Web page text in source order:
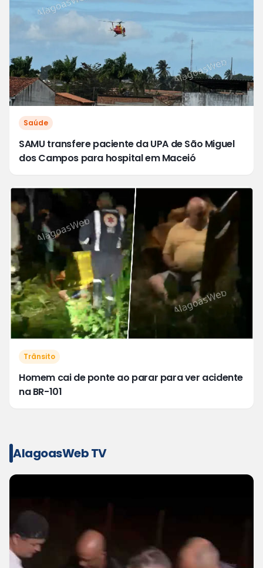
Saúde
SAMU transfere paciente da UPA de São Miguel
dos Campos para hospital em Maceió
Trânsito
Homem cai de ponte ao parar para ver acidente
na BR-101
AlagoasWeb TV